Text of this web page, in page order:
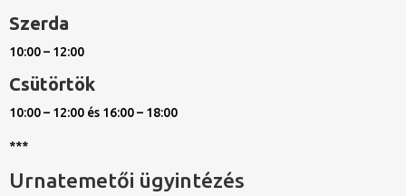
Szerda
10:00 – 12:00
Csütörtök
10:00 – 12:00 és 16:00 – 18:00
***
Urnatemetői ügyintézés